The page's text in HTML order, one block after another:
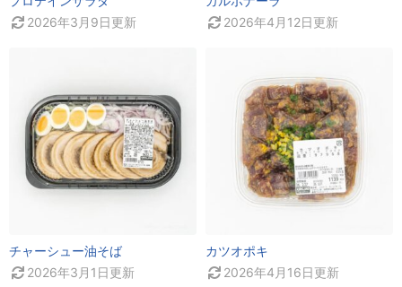
2026年3月9日更新
2026年4月12日更新
チャーシュー油そば
2026年3月1日更新
カツオポキ
2026年4月16日更新